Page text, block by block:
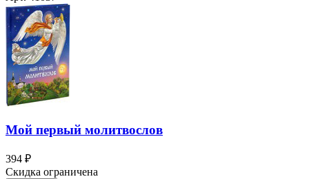
Мой первый молитвослов
394 ₽
Скидка ограничена